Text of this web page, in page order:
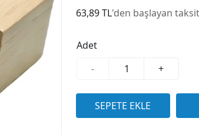
63,89 TL'den başlayan
Adet
-
+